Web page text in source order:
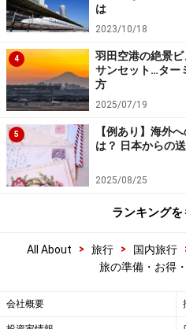
は
2023/10/18
4
羽田空港の絶景ビ
サンセット…ター
方
2025/07/19
5
【例あり】海外
は？ 日本からの
2025/08/25
ランキング
All About > 旅行 > 国内旅行
旅の準備・お得
会社概要